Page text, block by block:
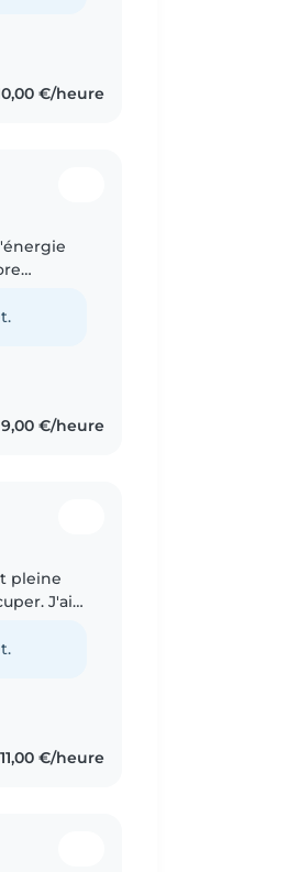
€/heure
9,00 €/heure
pleine
J'ai
11,00 €/heure